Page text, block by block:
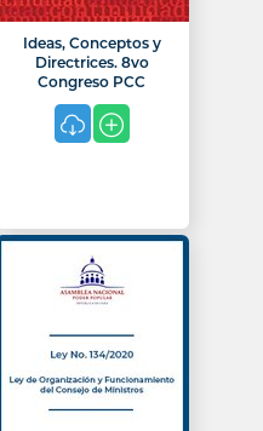
Ideas, Conceptos y
Directrices. 8vo
Congreso PCC